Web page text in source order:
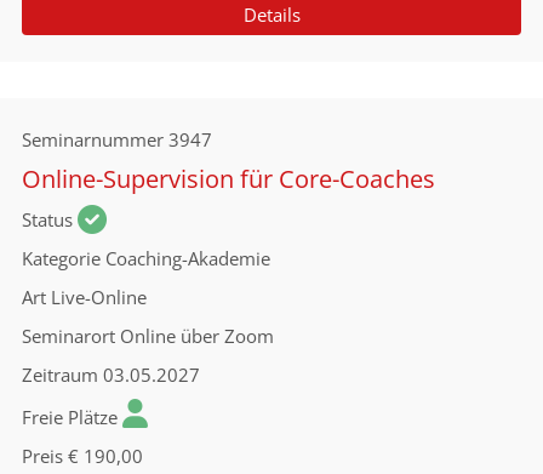
Details
Seminarnummer 3947
Online-Supervision für Core-Coaches
Status
Kategorie Coaching-Akademie
Art Live-Online
Seminarort Online über Zoom
Zeitraum 03.05.2027
Freie Plätze
Preis € 190,00